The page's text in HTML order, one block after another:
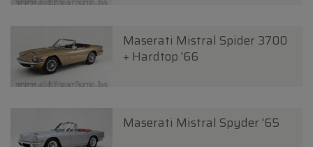
Maserati Mistral Spider 3700
+ Hardtop '66
Maserati Mistral Spyder '65